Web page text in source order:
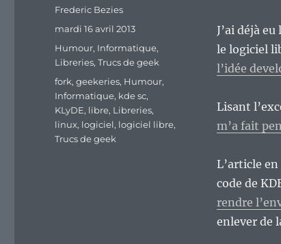
J’ai déjà
le logiciel
l’idée
Lisant
m’a fait
L’article
code de
rendre
enlever de
Auteur
Frederic Bezies
Publié
mardi 16 avril 2013
Catégories
Humour, Informatique,
Libreries,Trucs de geek
Étiquettes
fork,geekeries, Humour,
Informatique, kde sc,
KLyDE, libre, Libreries,
linux, logiciel, logiciel libre,
Trucs de geek